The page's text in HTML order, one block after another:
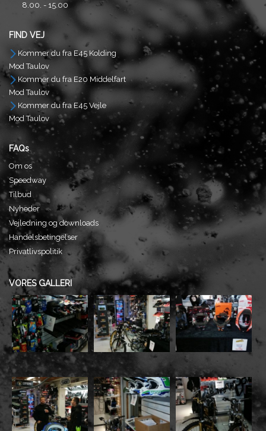
8.00. - 15.00
FIND VEJ
Kommer du fra E45 Kolding
Mod Taulov
Kommer du fra E20 Middelfart
Mod Taulov
Kommer du fra E45 Vejle
Mod Taulov
FAQs
Om os
Speedway
Tilbud
Nyheder
Vejledning og downloads
Handelsbetingelser
Privatlivspolitik
VORES GALLERI